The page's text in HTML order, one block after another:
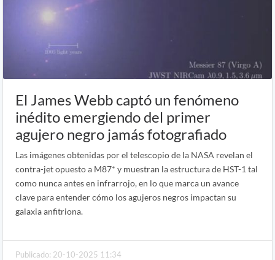
El James Webb captó un fenómeno
inédito emergiendo del primer
agujero negro jamás fotografiado
Las imágenes obtenidas por el telescopio de la NASA revelan el
contra-jet opuesto a M87* y muestran la estructura de HST-1 tal
como nunca antes en infrarrojo, en lo que marca un avance
clave para entender cómo los agujeros negros impactan su
galaxia anfitriona.
Publicado: 20-10-2025 11:34